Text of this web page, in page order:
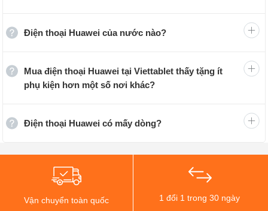
vận hành cho các doanh nghiệp trong và ngoài thị trường
Trung Quốc.
Trụ sở của Huawei được đặt tại thành phố Đông Quản,
tỉnh Quảng Đông của Trung Quốc. Khu trụ sở được khởi
bắt đầu đi vào hoạt động ở cuối năm 2018, tiêu tốn của
hãng khoảng 2 tỷ USD.
Điện thoại Huawei của nước nào?
Mua điện thoại Huawei tại Viettablet thấy tặng ít
phụ kiện hơn một số nơi khác?
Điện thoại Huawei có mấy dòng?
Vận chuyển toàn quốc 1 đổi 1 trong 30 ngày